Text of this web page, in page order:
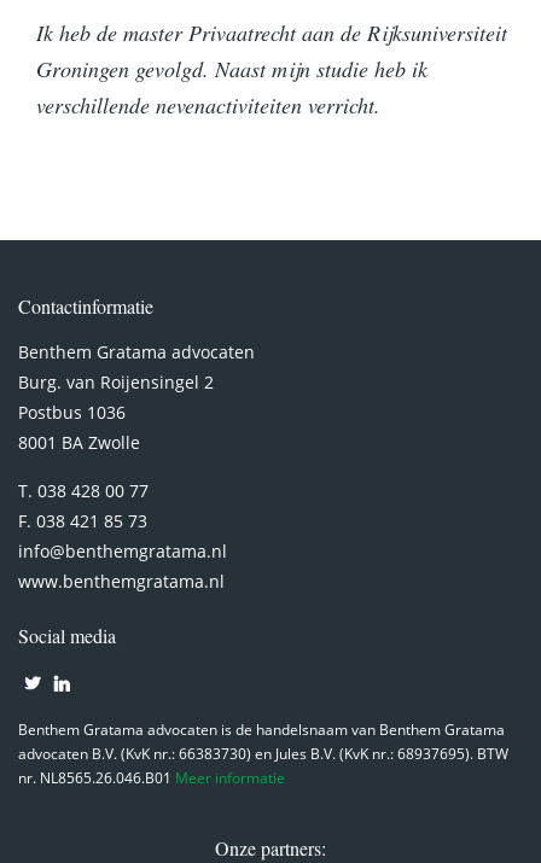
Ik heb de master Privaatrecht aan de Rijksuniversiteit
Groningen gevolgd. Naast mijn studie heb ik
verschillende nevenactiviteiten verricht.
Contactinformatie
Benthem Gratama advocaten
Burg. van Roijensingel 2
Postbus 1036
8001 BA Zwolle
T. 038 428 00 77
F. 038 421 85 73
info@benthemgratama.nl
www.benthemgratama.nl
Social media
Benthem Gratama advocaten is de handelsnaam van Benthem Gratama
advocaten B.V. (KvK nr.: 66383730) en Jules B.V. (KvK nr.: 68937695). BTW
nr. NL8565.26.046.B01 Meer informatie
Onze partners: